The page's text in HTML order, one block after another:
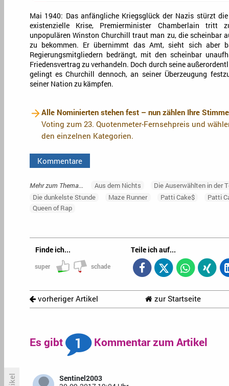
Mai 1940: Das anfängliche Kriegsglück der Nazis stürzt
existenzielle Krise, Premierminister Chamberlain tritt
unpopulären Winston Churchill traut man zu, die scheinbar
zu bekommen. Er übernimmt das Amt, sieht sich aber
Regierungsmitgliedern bedrängt, mit den scheinbar
Friedensvertrag zu verhandeln. Doch durch seine
gelingt es Churchill dennoch, an seiner Überzeugung
seiner Nation zu kämpfen.
Alle Nominierten stehen fest – nun zählen Ihre
Voting zum 23. Quotenmeter-Fernsehpreis und
den einzelnen Kategorien.
Kommentare
Mehr zum Thema... Aus dem Nichts
Die Auserwählten in der
Die dunkelste Stunde
Maze Runner Patti Cake$
Patti
Queen of Rap
Finde ich...
super schade
Teile ich auf...
vorheriger Artikel zur Startseite
Es gibt 1 Kommentar zum Artikel
Sentinel2003
(m/w/d) -
Bühne
Entertainment
unserer Schiffe
Operator / Fachkraft für
(m/w/d) -
Ton
Entertainment
unserer Schiffe
Film Redakteur (m/w/d)
Entertainment
unserer Schiffe
Endemol Shine Group
Köln
Redaktionsleitung (w/m/d)
Endemol Shine Group
Köln
Producer (w/m/d)
Endemol Shine Group
Köln